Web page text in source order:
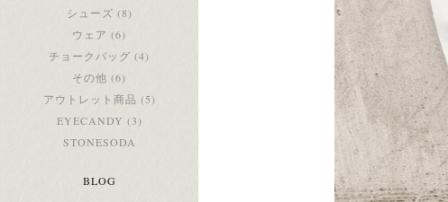
シューズ (8)
ウェア (6)
チョークバッグ (4)
その他 (6)
アウトレット商品 (5)
EYECANDY (3)
STONESODA
BLOG